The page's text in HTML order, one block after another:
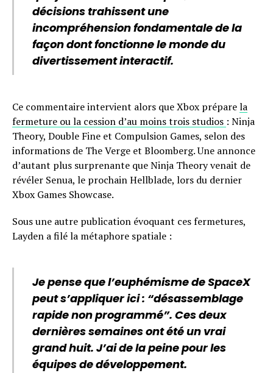
décisions trahissent une
incompréhension fondamentale de la
façon dont fonctionne le monde du
divertissement interactif.
Ce commentaire intervient alors que Xbox préparela
fermeture ou la cession d’au moins trois studios : Ninja
Theory, Double Fine et Compulsion Games, selon des
informations de The Verge et Bloomberg. Une annonce
d’autant plus surprenante que Ninja Theory venait de
révéler Senua, le prochain Hellblade, lors du dernier
Xbox Games Showcase.
Sous une autre publication évoquant ces fermetures,
Layden a filé la métaphore spatiale :
Je pense que l’euphémisme de SpaceX
peut s’appliquer ici : “désassemblage
rapide non programmé”. Ces deux
dernières semaines ont été un vrai
grand huit. J’ai de la peine pour les
équipes de développement.